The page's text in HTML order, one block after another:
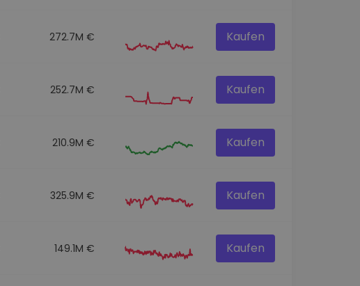
272.7M € Kaufen
252.7M € Kaufen
210.9M € Kaufen
325.9M € Kaufen
149.1M € Kaufen